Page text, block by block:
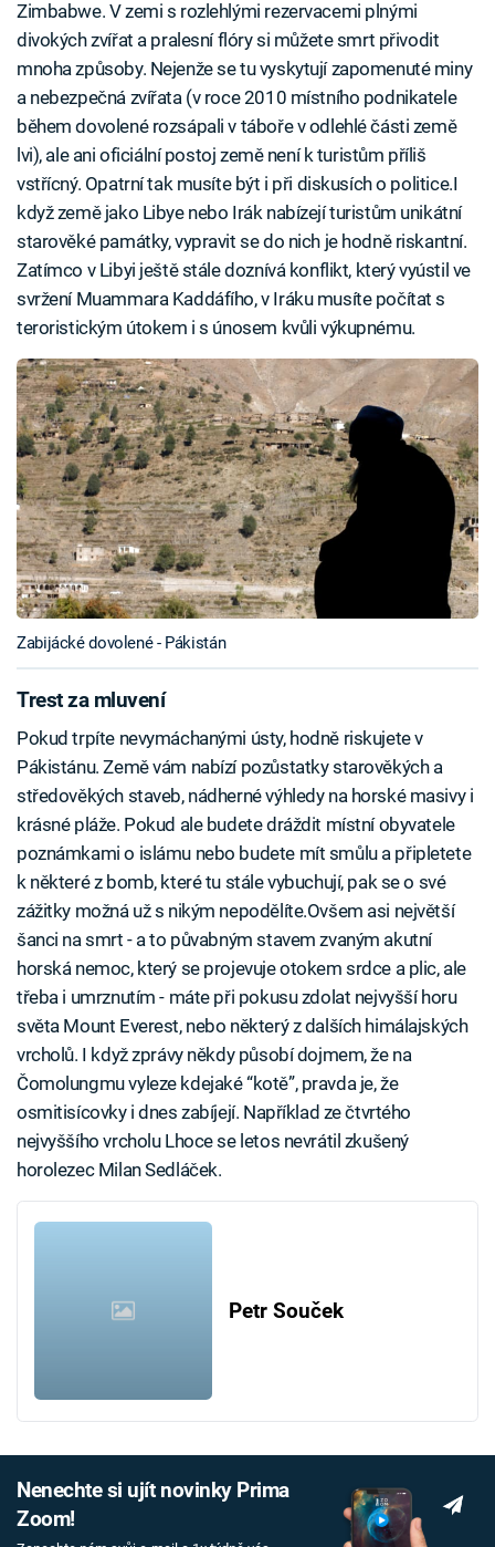
Zimbabwe. V zemi s rozlehlými rezervacemi plnými
divokých zvířat a pralesní flóry si můžete smrt přivodit
mnoha způsoby. Nejenže se tu vyskytují zapomenuté miny
a nebezpečná zvířata (v roce 2010 místního podnikatele
během dovolené rozsápali v táboře v odlehlé části země
lvi), ale ani oficiální postoj země není k turistům příliš
vstřícný. Opatrní tak musíte být i při diskusích o politice.I
když země jako Libye nebo Irák nabízejí turistům unikátní
starověké památky, vypravit se do nich je hodně riskantní.
Zatímco v Libyi ještě stále doznívá konflikt, který vyústil ve
svržení Muammara Kaddáfího, v Iráku musíte počítat s
teroristickým útokem i s únosem kvůli výkupnému.
Zabijácké dovolené - Pákistán
Trest za mluvení
Pokud trpíte nevymáchanými ústy, hodně riskujete v
Pákistánu. Země vám nabízí pozůstatky starověkých a
středověkých staveb, nádherné výhledy na horské masivy i
krásné pláže. Pokud ale budete dráždit místní obyvatele
poznámkami o islámu nebo budete mít smůlu a připletete
k některé z bomb, které tu stále vybuchují, pak se o své
zážitky možná už s nikým nepodělíte.Ovšem asi největší
šanci na smrt - a to půvabným stavem zvaným akutní
horská nemoc, který se projevuje otokem srdce a plic, ale
třeba i umrznutím - máte při pokusu zdolat nejvyšší horu
světa Mount Everest, nebo některý z dalších himálajských
vrcholů. I když zprávy někdy působí dojmem, že na
Čomolungmu vyleze kdejaké “kotě”, pravda je, že
osmitisícovky i dnes zabíjejí. Například ze čtvrtého
nejvyššího vrcholu Lhoce se letos nevrátil zkušený
horolezec Milan Sedláček.
Petr Souček
Nenechte si ujít novinky Prima
Zoom!